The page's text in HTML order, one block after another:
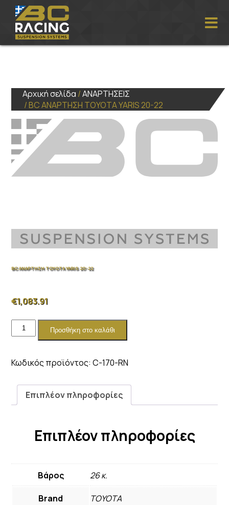
Αρχική σελίδα /ΑΝΑΡΤΗΣΕΙΣ
/ BC ΑΝΑΡΤΗΣΗ TOYOTA YARIS 20-22
BC ΑΝΑΡΤΗΣΗ TOYOTA YARIS 20-22
€1,083.91
ΑΝΑΡΤΗΣΗ
YARIS
ποσότητα
Προσθήκη στο καλάθι
Κωδικός προϊόντος: C-170-RN
Επιπλέον πληροφορίες
Επιπλέον πληροφορίες
Βάρος 26 κ.
Brand TOYOTA